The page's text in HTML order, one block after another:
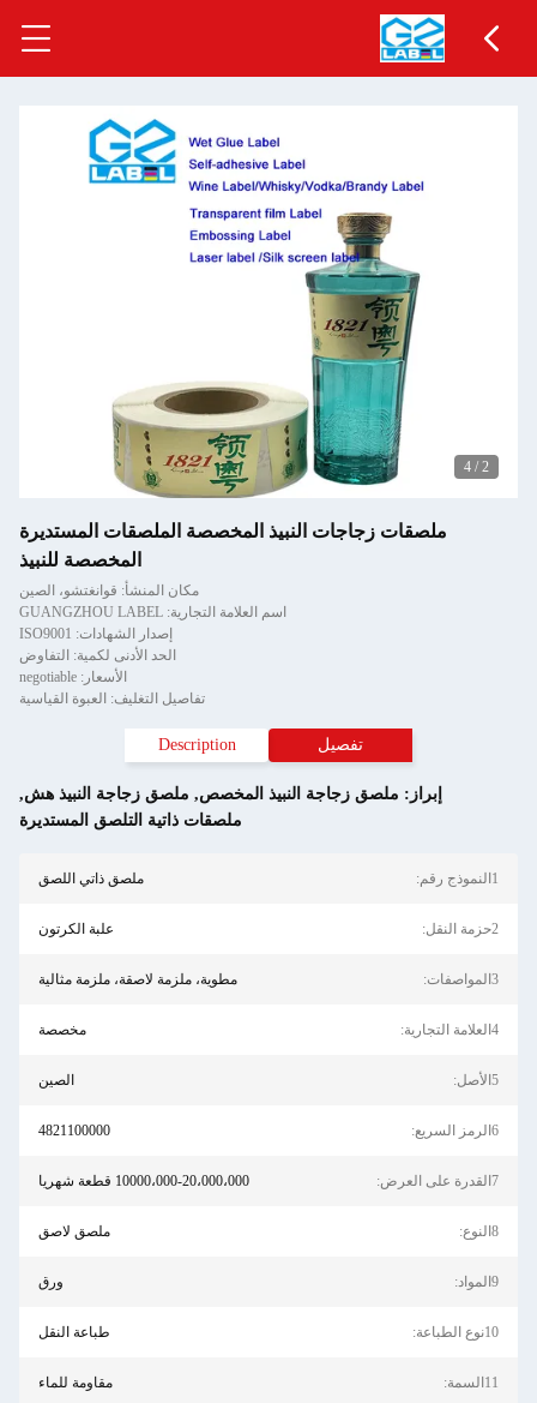
2
/
4
ملصقات زجاجات النبيذ المخصصة الملصقات المستديرة
المخصصة للنبيذ
مكان المنشأ: قوانغتشو، الصين
اسم العلامة التجارية: GUANGZHOU LABEL
إصدار الشهادات: ISO9001
الحد الأدنى لكمية: التفاوض
الأسعار: negotiable
تفاصيل التغليف: العبوة القياسية
تفصيل Description
إبراز: ملصق زجاجة النبيذ المخصص, ملصق زجاجة النبيذ هش,
ملصقات ذاتية التلصق المستديرة
1النموذج رقم: ملصق ذاتي اللصق
2حزمة النقل: علبة الكرتون
3المواصفات: مطوية، ملزمة لاصقة، ملزمة مثالية
4العلامة التجارية: مخصصة
5الأصل: الصين
6الرمز السريع: 4821100000
7القدرة على العرض: 10000،000-20،000،000 قطعة شهريا
8النوع: ملصق لاصق
9المواد: ورق
10نوع الطباعة: طباعة النقل
11السمة: مقاومة للماء